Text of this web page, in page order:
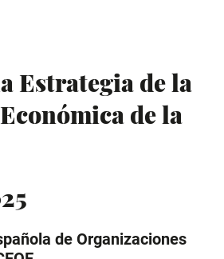
Estrategia de la
de la
de Organizaciones